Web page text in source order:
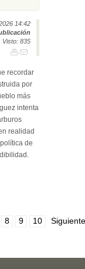
14:42
Visto: 835
recordar
por
más
intenta
realidad
de
8 9 10 Siguiente